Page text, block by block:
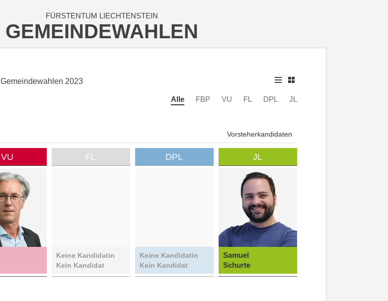
FÜRSTENTUM LIECHTENSTEIN
GEMEINDEWAHLEN
Gemeindewahlen 2023
Alle FBP VU FL DPL JL
Vorsteherkandidaten
VU FL
Keine Kandidatin
Kein Kandidat
DPL
Keine Kandidatin
Kein Kandidat
JL
Samuel
Schurte